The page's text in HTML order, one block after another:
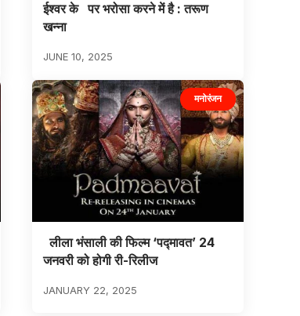
ईश्वर के पर भरोसा करने में है : तरूण
खन्ना
JUNE 10, 2025
मनोरंजन
लीला भंसाली की फिल्म ‘पद्मावत’ 24
जनवरी को होगी री-रिलीज
JANUARY 22, 2025